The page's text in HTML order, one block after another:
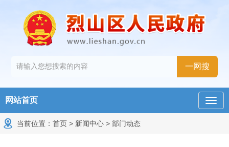
网站首页
当前位置： 首页 > 新闻中心 > 部门动态